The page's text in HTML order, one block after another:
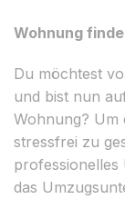
Wohnung
Du möchtest
und bist nun
Wohnung? Um
stressfrei zu
professionelles
das